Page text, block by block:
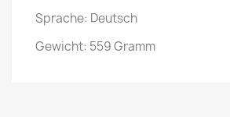
Sprache: Deutsch
Gewicht: 559 Gramm